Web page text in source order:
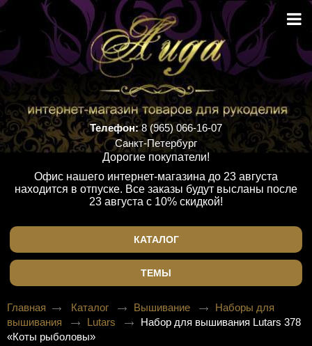
Телефон:8 (965) 066-16-07
Санкт-Петербург
Дорогие покупатели!
Офис нашего интернет-магазина до 23 августа
находится в отпуске. Все заказы будут высланы после
23 августа с 10% скидкой!
КАТАЛОГ
ТЕМЫ
Главная Каталог Вышивание
Наборы для
вышивания
Lutars
Набор для вышивания Lutars 378
«Коты рыболовы»